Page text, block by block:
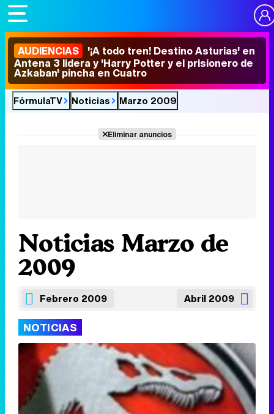
AUDIENCIAS '¡A todo tren! Destino Asturias' en
Antena 3 lidera y 'Harry Potter y el prisionero de
Azkaban' pincha en Cuatro
FórmulaTV Noticias Marzo 2009
Eliminar anuncios
Noticias Marzo de
2009
Febrero 2009 Abril 2009
NOTICIAS